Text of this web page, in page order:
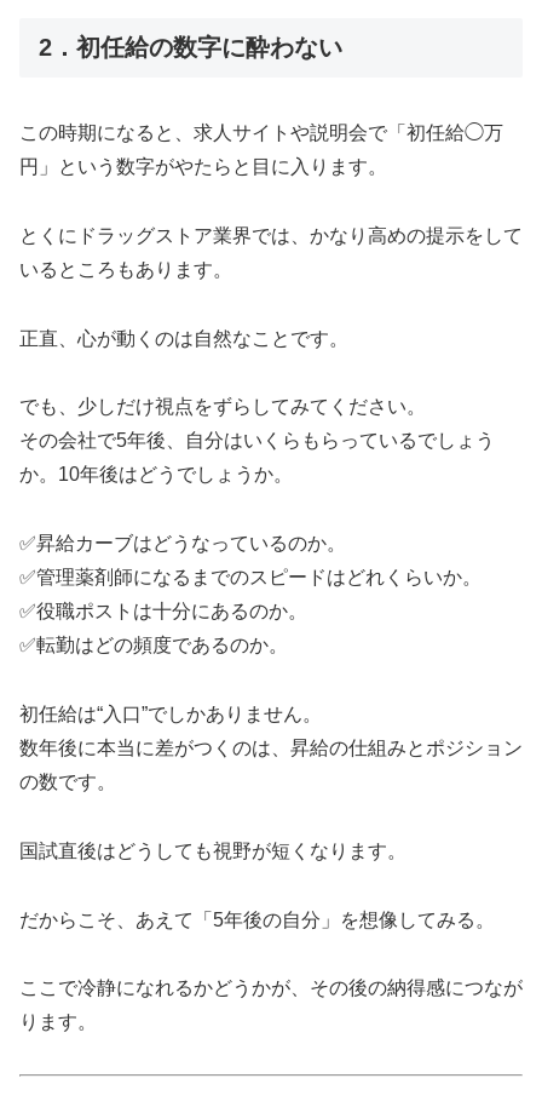
2．初任給の数字に酔わない
この時期になると、求人サイトや説明会で「初任給◯万
円」という数字がやたらと目に入ります。
とくにドラッグストア業界では、かなり高めの提示をして
いるところもあります。
正直、心が動くのは自然なことです。
でも、少しだけ視点をずらしてみてください。
その会社で5年後、自分はいくらもらっているでしょう
か。10年後はどうでしょうか。
✅昇給カーブはどうなっているのか。
✅管理薬剤師になるまでのスピードはどれくらいか。
✅役職ポストは十分にあるのか。
✅転勤はどの頻度であるのか。
初任給は“入口”でしかありません。
数年後に本当に差がつくのは、昇給の仕組みとポジション
の数です。
国試直後はどうしても視野が短くなります。
だからこそ、あえて「5年後の自分」を想像してみる。
ここで冷静になれるかどうかが、その後の納得感につなが
ります。